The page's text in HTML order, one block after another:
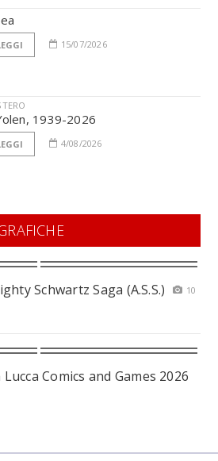
15/07/2026
1939-2026
4/08/2026
Schwartz Saga (A.S.S.)
10
Comics and Games 2026